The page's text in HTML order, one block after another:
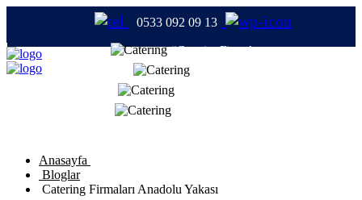
0533 092 09 13
#CateringFirmaları
Anasayfa
Bloglar
Catering Firmaları Anadolu Yakası